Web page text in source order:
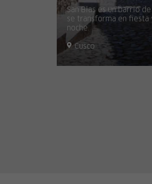
San Blas es un barrio
se transforma en fiesta
noche.
Cusco